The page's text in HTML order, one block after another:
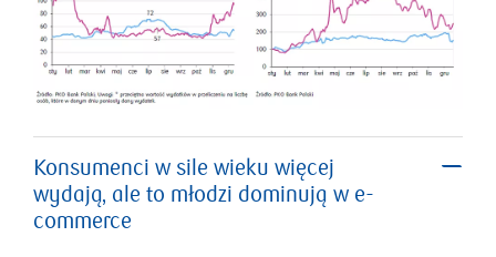
Konsumenci w sile wieku więcej
wydają, ale to młodzi dominują w e-
commerce